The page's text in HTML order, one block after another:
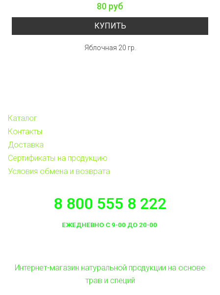
80 руб
КУПИТЬ
Яблочная 20 гр.
Каталог
Контакты
Доставка
Сертификаты на продукцию
Условия обмена и возврата
8 800 555 8 222
ЕЖЕДНЕВНО С 9-00 ДО 20-00
Интернет-магазин натуральной продукции на основе
трав и специй